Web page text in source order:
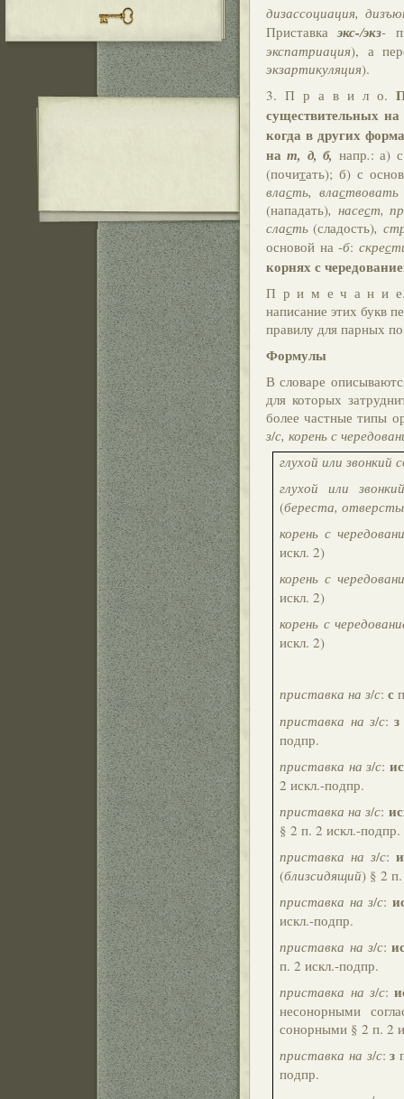
дизассоциация,
Приставкаэкс-/экз-
экспатриация), а
экзартикуляция).
3. П р а в и л о.
существительных
когда в других
нат, д, б, напр.: а)
(почитать); б) с
власть, властвовать
(нападать), насест,
сласть (сладость),
основой на -б: скрес
корнях с
П р и м е ч а н и е.
написание этих букв
правилу для парных
Формулы
В словаре
для которых
более частные типы
з/с, корень с
глухой или звонкий
глухой или
(береста,
корень с
искл. 2)
корень с
искл. 2)
корень с
искл. 2)
приставка на з/с:с
приставка на з/с:з
подпр.
приставка на з/с:
2 искл.-подпр.
приставка на з/с:
§ 2 п. 2 искл.-подпр.
приставка на з/с:
(близсидящий) § 2
приставка на з/с:
искл.-подпр.
приставка на з/с:
п. 2 искл.-подпр.
приставка на з/с:
несонорными
сонорными § 2 п. 2
приставка на з/с:з
подпр.